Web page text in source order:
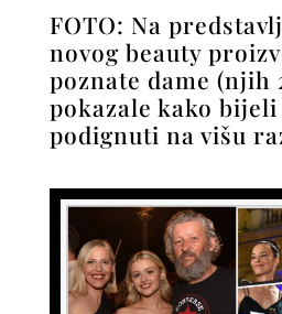
FOTO: Na
novog beauty
poznate dame (njih
pokazale kako
podignuti na višu